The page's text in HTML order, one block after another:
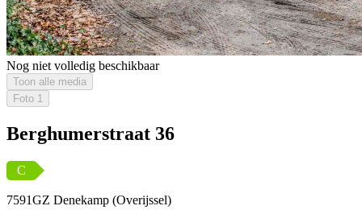
Nog niet volledig beschikbaar
Toon alle media
Foto 1
Berghumerstraat 36
C
7591GZ Denekamp (Overijssel)